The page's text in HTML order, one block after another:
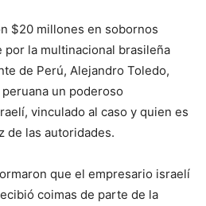
$20 millones en sobornos
por la multinacional brasileña
de Perú, Alejandro Toledo,
un poderoso
vinculado al caso y quien es
de las autoridades.
que el empresario israelí
coimas de parte de la